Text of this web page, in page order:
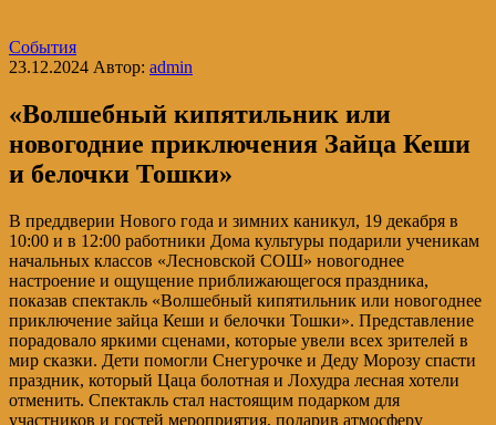
События
23.12.2024 Автор: admin
«Волшебный кипятильник или
новогодние приключения Зайца Кеши
и белочки Тошки»
В преддверии Нового года и зимних каникул, 19 декабря в
10:00 и в 12:00 работники Дома культуры подарили ученикам
начальных классов «Лесновской СОШ» новогоднее
настроение и ощущение приближающегося праздника,
показав спектакль «Волшебный кипятильник или новогоднее
приключение зайца Кеши и белочки Тошки». Представление
порадовало яркими сценами, которые увели всех зрителей в
мир сказки. Дети помогли Снегурочке и Деду Морозу спасти
праздник, который Цаца болотная и Лохудра лесная хотели
отменить. Спектакль стал настоящим подарком для
участников и гостей мероприятия, подарив атмосферу